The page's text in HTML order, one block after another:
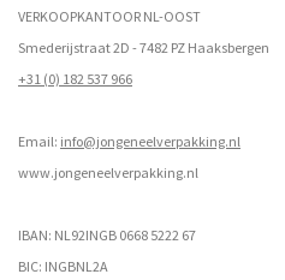
VERKOOPKANTOOR NL-OOST
Smederijstraat 2D - 7482 PZ Haaksbergen
+31 (0) 182 537 966
Email: info@jongeneelverpakking.nl
www.jongeneelverpakking.nl
IBAN: NL92INGB 0668 5222 67
BIC: INGBNL2A